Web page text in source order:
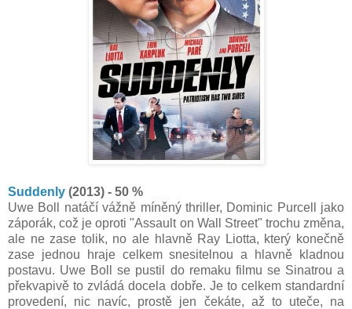
Suddenly (2013) - 50 %
Uwe Boll natáčí vážně míněný thriller, Dominic Purcell jako
záporák, což je oproti "Assault on Wall Street" trochu změna,
ale ne zase tolik, no ale hlavně Ray Liotta, který konečně
zase jednou hraje celkem snesitelnou a hlavně kladnou
postavu. Uwe Boll se pustil do remaku filmu se Sinatrou a
překvapivě to zvládá docela dobře. Je to celkem standardní
provedení, nic navíc, prostě jen čekáte, až to uteče, na